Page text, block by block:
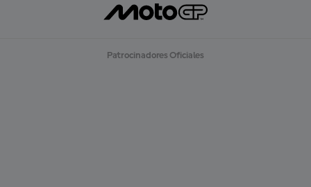
Patrocinadores Oficiales